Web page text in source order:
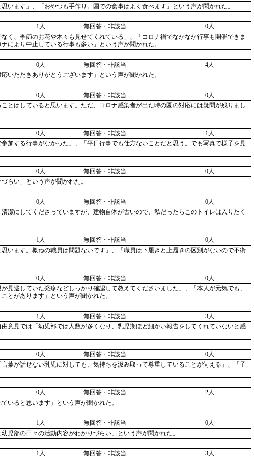
ます」、「おやつも手作り。園での食事はよく食べます」という声が聞かれた。
1人 無回答・非該当
0人
く、季節のお花や木々も見せてくれている」、「コロナ禍でなかなか行事も開催できま
により中止している行事も多い」という声が聞かれた。
0人 無回答・非該当
4人
いただきありがとうございます」という声が聞かれた。
0人 無回答・非該当
0人
とはしていると思います。ただ、コロナ感染者が出た時の園の対応には疑問が残りまし
0人 無回答・非該当
1人
加する行事がなかった」、「平日行事でも仕方ないことだと思う。でも写真で様子を見
0人 無回答・非該当
0人
らい」という声が聞かれた。
0人 無回答・非該当
0人
潔にしてくださっていますが、建物自体が古いので、私だったらこのトイレは入りたく
1人 無回答・非該当
0人
います。概ねの職員は問題ないです」、「職員は下履きと上履きの区別がないので不衛
0人 無回答・非該当
0人
逃していた発疹などしっかり確認して教えてくださいました」、「本人が元気でも、
とがあります」という声が聞かれた。
1人 無回答・非該当
3人
意見では「幼児部では人数が多くなり、乳児期ほど細かい報告をしてくれていないと感
0人 無回答・非該当
0人
葉が話せない乳児に対しても、気持ちを汲み取って尊重していることが伺える」、「子
0人 無回答・非該当
2人
いると思います」という声が聞かれた。
1人 無回答・非該当
0人
児部の日々の活動内容がわかりづらい」という声が聞かれた。
1人 無回答・非該当 3人